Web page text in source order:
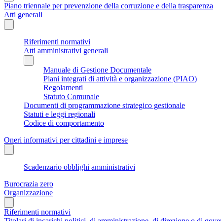
Piano triennale per prevenzione della corruzione e della trasparenza
Atti generali
Riferimenti normativi
Atti amministrativi generali
Manuale di Gestione Documentale
Piani integrati di attività e organizzazione (PIAO)
Regolamenti
Statuto Comunale
Documenti di programmazione strategico gestionale
Statuti e leggi regionali
Codice di comportamento
Oneri informativi per cittadini e imprese
Scadenzario obblighi amministrativi
Burocrazia zero
Organizzazione
Riferimenti normativi